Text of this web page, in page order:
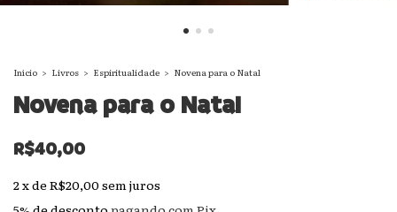
Início > Livros > Espiritualidade > Novena para o Natal
Novena para o Natal
R$40,00
2xde R$20,00 sem juros